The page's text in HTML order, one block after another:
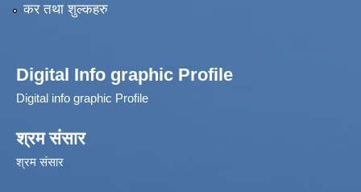
कर तथा शुल्कहरु
Digital Info graphic Profile
Digital info graphic Profile
श्रम संसार
श्रम संसार